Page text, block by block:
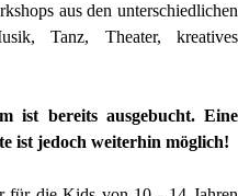
aus den unterschiedlichen
Tanz, Theater, kreatives
ist bereits ausgebucht. Eine
ist jedoch weiterhin möglich!